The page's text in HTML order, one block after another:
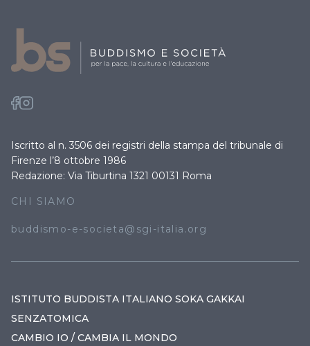
Iscritto al n. 3506 dei registri della stampa del tribunale di
Firenze l’8 ottobre 1986
Redazione: Via Tiburtina 1321 00131 Roma
CHI SIAMO
buddismo-e-societa@sgi-italia.org
ISTITUTO BUDDISTA ITALIANO SOKA GAKKAI
SENZATOMICA
CAMBIO IO / CAMBIA IL MONDO